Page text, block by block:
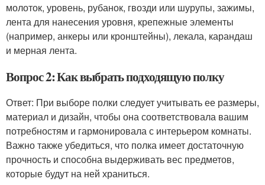
молоток, уровень, рубанок, гвозди или шурупы, зажимы,
лента для нанесения уровня, крепежные элементы
(например, анкеры или кронштейны), лекала, карандаш
и мерная лента.
Вопрос 2: Как выбрать подходящую полку
Ответ: При выборе полки следует учитывать ее размеры,
материал и дизайн, чтобы она соответствовала вашим
потребностям и гармонировала с интерьером комнаты.
Важно также убедиться, что полка имеет достаточную
прочность и способна выдерживать вес предметов,
которые будут на ней храниться.